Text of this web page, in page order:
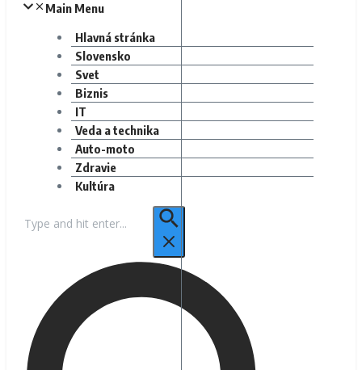
Main Menu
Hlavná stránka
Slovensko
Svet
Biznis
IT
Veda a technika
Auto-moto
Zdravie
Kultúra